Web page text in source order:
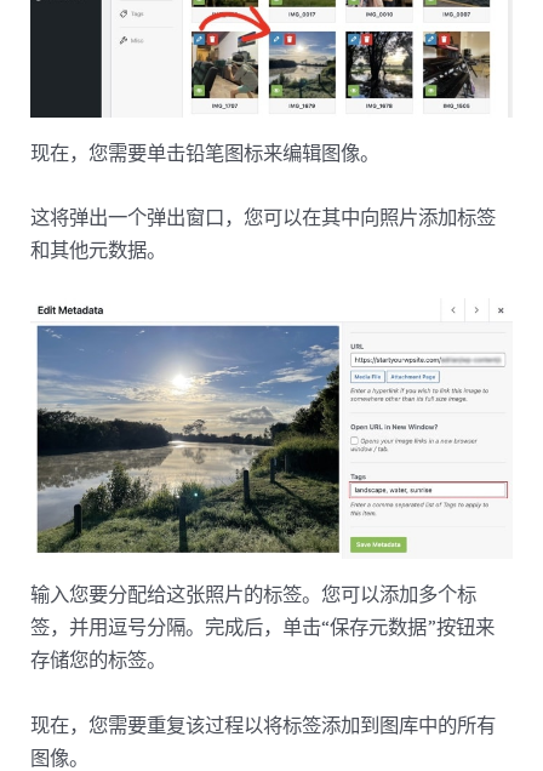
现在，您需要单击铅笔图标来编辑图像。
这将弹出一个弹出窗口，您可以在其中向照片添加标签
和其他元数据。
输入您要分配给这张照片的标签。您可以添加多个标
签，并用逗号分隔。完成后，单击“保存元数据”按钮来
存储您的标签。
现在，您需要重复该过程以将标签添加到图库中的所有
图像。